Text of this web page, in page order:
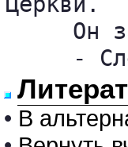
Он
-
• В